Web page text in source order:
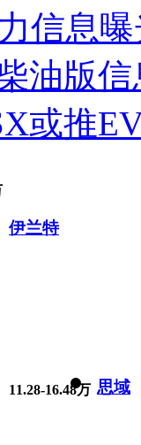
信息
油版
或推
伊兰特
11.28-16.48万 思域